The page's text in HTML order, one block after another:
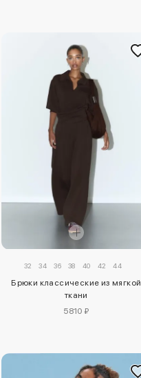
32 34 36 38 40 42 44
Брюки классические из мягкой
ткани
5810 ₽